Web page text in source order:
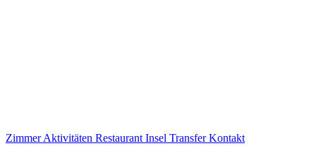
ZimmerAktivitäten Restaurant Insel TransferKontakt